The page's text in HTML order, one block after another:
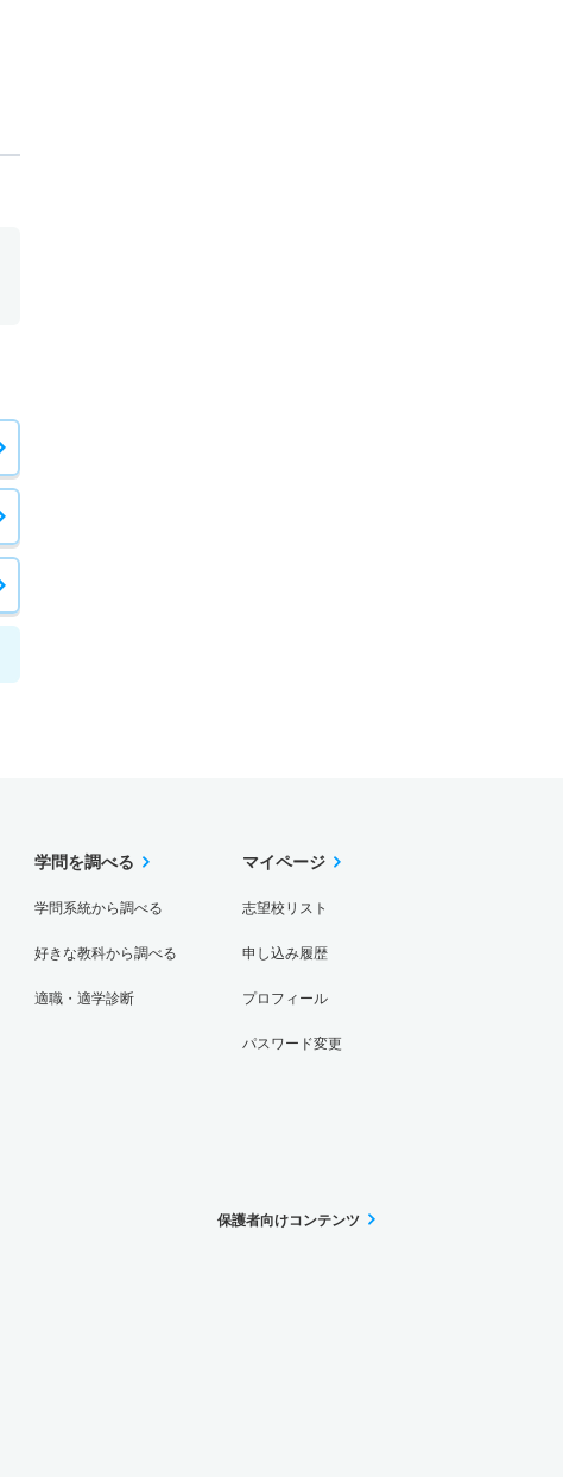
学問を調べる
学問系統から調べる
好きな教科から調べる
適職・適学診断
マイページ
志望校リスト
申し込み履歴
プロフィール
パスワード変更
保護者向けコンテンツ